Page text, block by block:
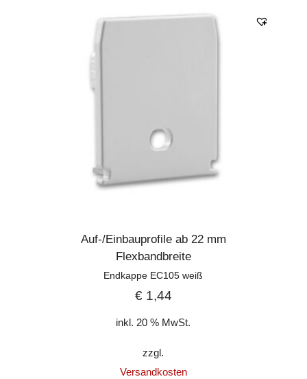
Auf-/Einbauprofile ab 22 mm
Flexbandbreite
Endkappe EC105 weiß
€1,44
inkl. 20 % MwSt.
zzgl.
Versandkosten